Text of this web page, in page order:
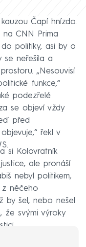
Čapí hnízdo.
na CNN Prima
do politiky, asi by o
se neřešila a
„Nesouvisí
funkce,“
podezřelé
se objeví vždy
před
řekl v
si Kolovratník
ale pronáší
nebyl politikem,
z něčeho
by šel, nebo nešel
že svými výroky